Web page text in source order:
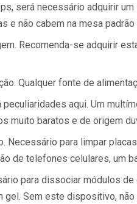
será necessário adquirir
e não cabem na mesa
Recomenda-se adquirir
Qualquer fonte de
peculiaridades aqui. Um
muito baratos e de origem
Necessário para limpar
de telefones celulares, um
para dissociar módulos
gel. Sem este dispositivo,